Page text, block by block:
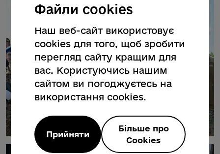
Файли cookies
Наш веб-сайт використовує
cookies для того, щоб зробити
перегляд сайту кращим для
вас. Користуючись нашим
сайтом ви погоджуєтесь на
використання cookies.
Прийняти
Більше про
Cookies